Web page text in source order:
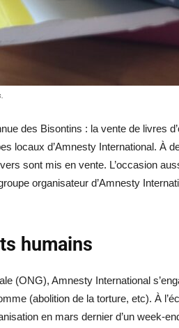
des Bisontins : la vente de livres
locaux d’Amnesty International. À
sont mis en vente. L’occasion
organisateur d’Amnesty
humains
(ONG), Amnesty International
(abolition de la torture, etc). À
en mars dernier d’un week-